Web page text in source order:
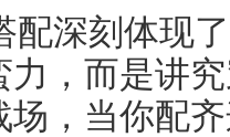
配深刻体现
力，而是讲
场，当你配